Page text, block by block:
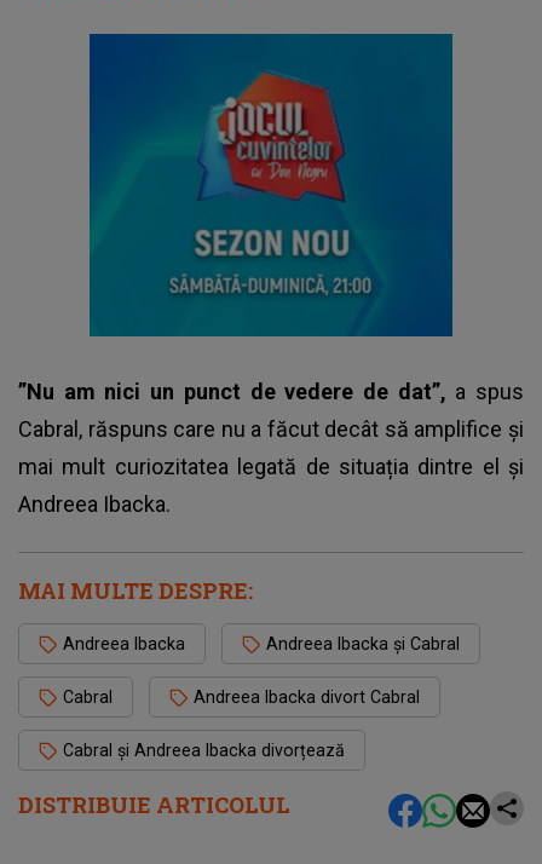
DISTRIBUIE ARTICOLUL
”Nu am nici un punct de vedere de dat”, a spus
Cabral, răspuns care nu a făcut decât să amplifice și
mai mult curiozitatea legată de situația dintre el și
Andreea Ibacka.
MAI MULTE DESPRE:
Andreea Ibacka Andreea Ibacka și Cabral
Cabral Andreea Ibacka divort Cabral
Cabral și Andreea Ibacka divorțează